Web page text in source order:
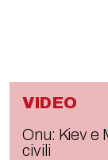
VIDEO
Onu: Kiev e
civili